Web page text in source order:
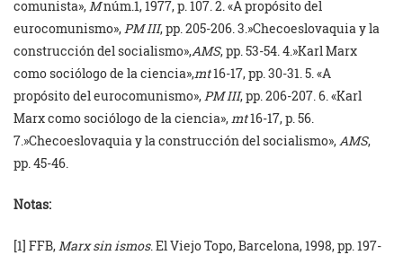
comunista», Mnúm.1, 1977, p. 107. 2. «A propósito del
eurocomunismo», PM III, pp. 205-206. 3.»Checoeslovaquia y la
construcción del socialismo»,AMS, pp. 53-54. 4.»Karl Marx
como sociólogo de la ciencia»,mt16-17, pp. 30-31. 5. «A
propósito del eurocomunismo», PM III, pp. 206-207. 6. «Karl
Marx como sociólogo de la ciencia», mt16-17, p. 56.
7.»Checoeslovaquia y la construcción del socialismo», AMS,
pp. 45-46.
Notas:
[1] FFB, Marx sin ismos. El Viejo Topo, Barcelona, 1998, pp. 197-